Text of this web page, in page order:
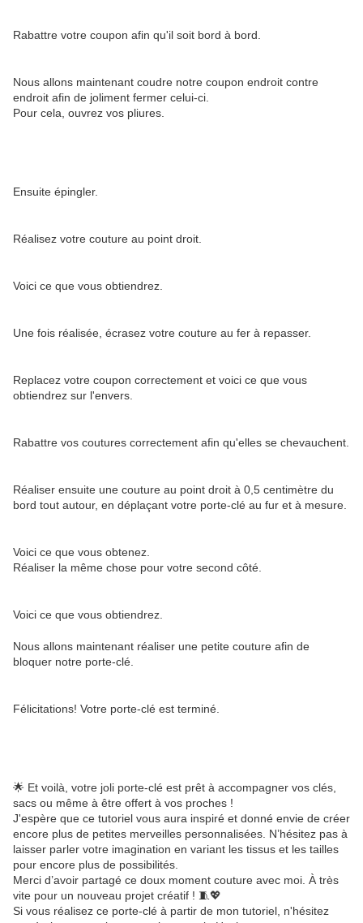
Rabattre votre coupon afin qu'il soit bord à bord.
Nous allons maintenant coudre notre coupon endroit contre
endroit afin de joliment fermer celui-ci.
Pour cela, ouvrez vos pliures.
Ensuite épingler.
Réalisez votre couture au point droit.
Voici ce que vous obtiendrez.
Une fois réalisée, écrasez votre couture au fer à repasser.
Replacez votre coupon correctement et voici ce que vous
obtiendrez sur l'envers.
Rabattre vos coutures correctement afin qu'elles se chevauchent.
Réaliser ensuite une couture au point droit à 0,5 centimètre du
bord tout autour, en déplaçant votre porte-clé au fur et à mesure.
Voici ce que vous obtenez.
Réaliser la même chose pour votre second côté.
Voici ce que vous obtiendrez.
Nous allons maintenant réaliser une petite couture afin de
bloquer notre porte-clé.
Félicitations! Votre porte-clé est terminé.
🌟 Et voilà, votre joli porte-clé est prêt à accompagner vos clés,
sacs ou même à être offert à vos proches !
J'espère que ce tutoriel vous aura inspiré et donné envie de créer
encore plus de petites merveilles personnalisées. N’hésitez pas à
laisser parler votre imagination en variant les tissus et les tailles
pour encore plus de possibilités.
Merci d’avoir partagé ce doux moment couture avec moi. À très
vite pour un nouveau projet créatif ! 🧵💖
Si vous réalisez ce porte-clé à partir de mon tutoriel, n'hésitez